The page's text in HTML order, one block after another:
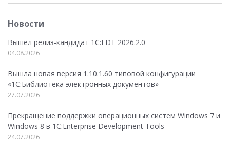
Новости
Вышел релиз-кандидат 1C:EDT 2026.2.0
04.08.2026
Вышла новая версия 1.10.1.60 типовой конфигурации
«1С:Библиотека электронных документов»
27.07.2026
Прекращение поддержки операционных систем Windows 7 и
Windows 8 в 1C:Enterprise Development Tools
24.07.2026